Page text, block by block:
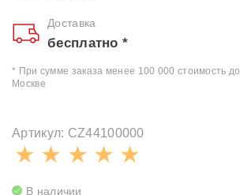
Доставка
бесплатно *
* При сумме заказа менее 100 000 стоимость
Москве
Артикул: CZ44100000
В наличии